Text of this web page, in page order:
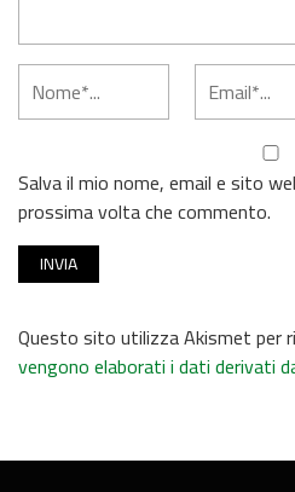
Salva il mio nome, email e sito
prossima volta che commento.
Questo sito utilizza Akismet per
vengono elaborati i dati derivati